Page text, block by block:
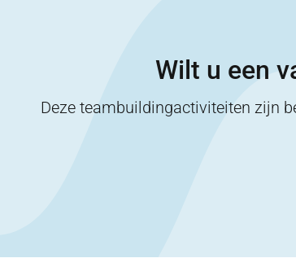
Wilt u een
Deze teambuildingactiviteiten zijn